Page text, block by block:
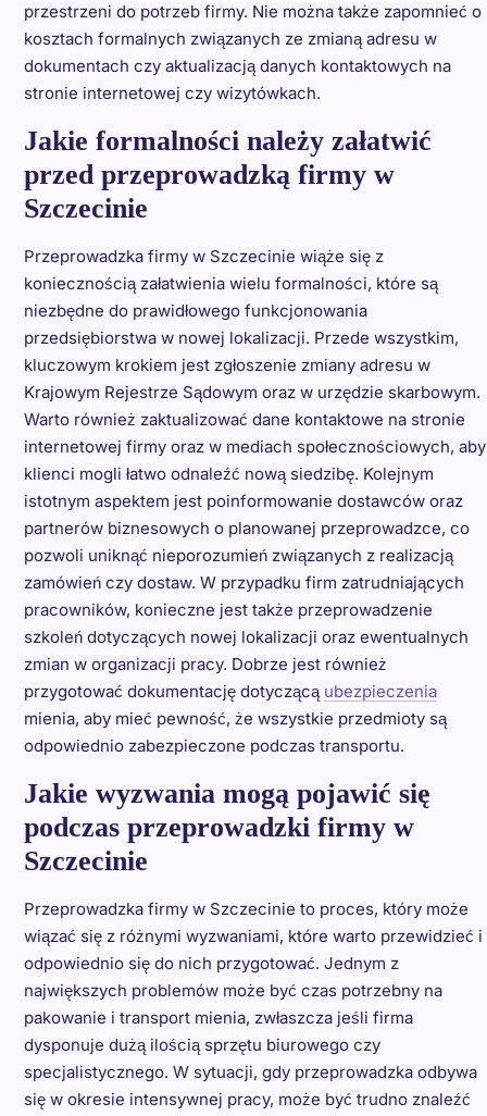
przestrzeni do potrzeb firmy. Nie można także zapomnieć o
kosztach formalnych związanych ze zmianą adresu w
dokumentach czy aktualizacją danych kontaktowych na
stronie internetowej czy wizytówkach.
Jakie formalności należy załatwić
przed przeprowadzką firmy w
Szczecinie
Przeprowadzka firmy w Szczecinie wiąże się z
koniecznością załatwienia wielu formalności, które są
niezbędne do prawidłowego funkcjonowania
przedsiębiorstwa w nowej lokalizacji. Przede wszystkim,
kluczowym krokiem jest zgłoszenie zmiany adresu w
Krajowym Rejestrze Sądowym oraz w urzędzie skarbowym.
Warto również zaktualizować dane kontaktowe na stronie
internetowej firmy oraz w mediach społecznościowych, aby
klienci mogli łatwo odnaleźć nową siedzibę. Kolejnym
istotnym aspektem jest poinformowanie dostawców oraz
partnerów biznesowych o planowanej przeprowadzce, co
pozwoli uniknąć nieporozumień związanych z realizacją
zamówień czy dostaw. W przypadku firm zatrudniających
pracowników, konieczne jest także przeprowadzenie
szkoleń dotyczących nowej lokalizacji oraz ewentualnych
zmian w organizacji pracy. Dobrze jest również
przygotować dokumentację dotyczącą ubezpieczenia
mienia, aby mieć pewność, że wszystkie przedmioty są
odpowiednio zabezpieczone podczas transportu.
Jakie wyzwania mogą pojawić się
podczas przeprowadzki firmy w
Szczecinie
Przeprowadzka firmy w Szczecinie to proces, który może
wiązać się z różnymi wyzwaniami, które warto przewidzieć i
odpowiednio się do nich przygotować. Jednym z
największych problemów może być czas potrzebny na
pakowanie i transport mienia, zwłaszcza jeśli firma
dysponuje dużą ilością sprzętu biurowego czy
specjalistycznego. W sytuacji, gdy przeprowadzka odbywa
się w okresie intensywnej pracy, może być trudno znaleźć